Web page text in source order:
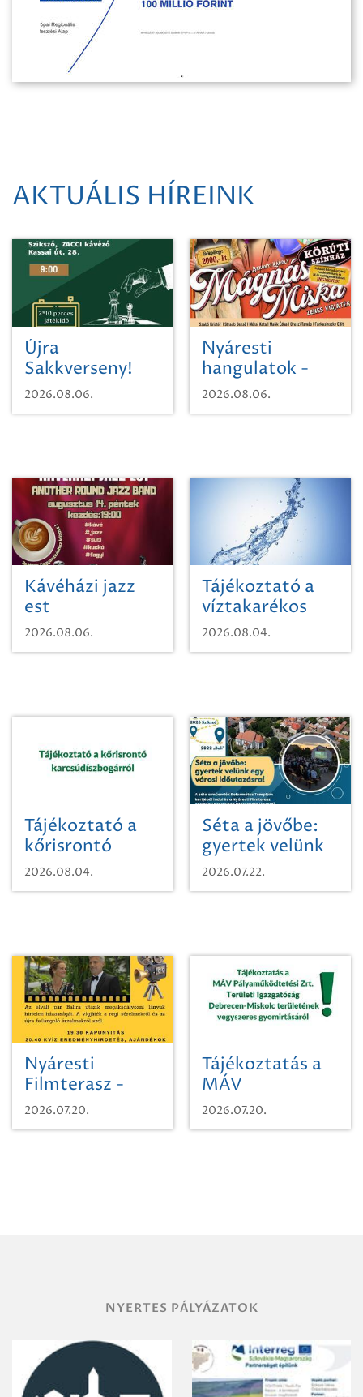
AKTUÁLIS HÍREINK
Újra
Sakkverseny!
2026.08.06.
Nyáresti
hangulatok -
Mágnás Miska
2026.08.06.
Kávéházi jazz
est
2026.08.06.
Tájékoztató a
víztakarékos
vízhasználatról
2026.08.04.
Tájékoztató a
kőrisrontó
karcsúdíszbogárról
2026.08.04.
Séta a jövőbe:
gyertek velünk
egy városi
időutazásra!
2026.07.22.
Nyáresti
Filmterasz -
Beugró a
Paradicsomba
2026.07.20.
Tájékoztatás a
MÁV
Pályaműködtetési
Zrt. Területi
2026.07.20.
NYERTES PÁLYÁZATOK